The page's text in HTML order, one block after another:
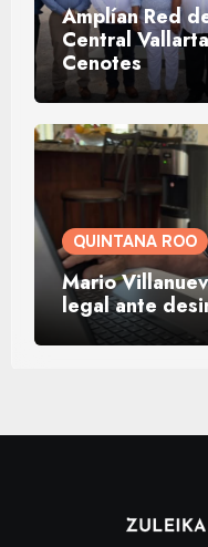
Amplían Red
Central
Cenotes
QUINTANA ROO
Mario
legal ante